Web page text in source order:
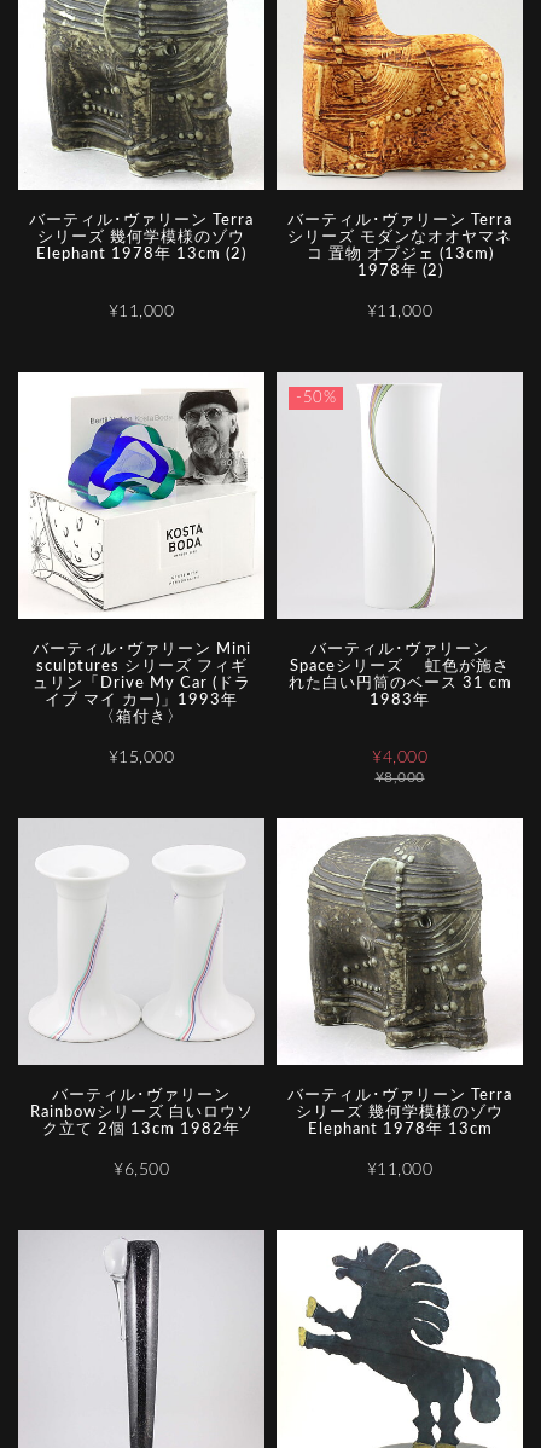
バーティル･ヴァリーン Terra
シリーズ 幾何学模様のゾウ
Elephant 1978年 13cm (2)
¥11,000
バーティル･ヴァリーン Terra
シリーズ モダンなオオヤマネ
コ 置物 オブジェ (13cm)
1978年 (2)
¥11,000
バーティル･ヴァリーン Mini
sculptures シリーズ フィギ
ュリン「Drive My Car (ドラ
イブ マイ カー)」1993年
〈箱付き〉
¥15,000
-50%
バーティル･ヴァリーン
Spaceシリーズ 虹色が施さ
れた白い円筒のベース 31 cm
1983年
¥8,000
¥4,000
バーティル･ヴァリーン
Rainbowシリーズ 白いロウソ
ク立て 2個 13cm 1982年
¥6,500
バーティル･ヴァリーン Terra
シリーズ 幾何学模様のゾウ
Elephant 1978年 13cm
¥11,000